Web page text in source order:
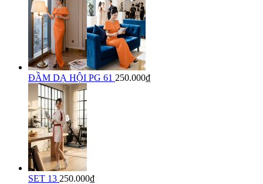
ĐẦM DẠ HỘI PG 61 250.000₫
SET 13 250.000₫